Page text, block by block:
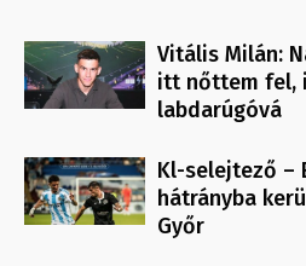
Vitális Milán:
itt nőttem fel,
labdarúgóvá
Kl-selejtező –
hátrányba
Győr